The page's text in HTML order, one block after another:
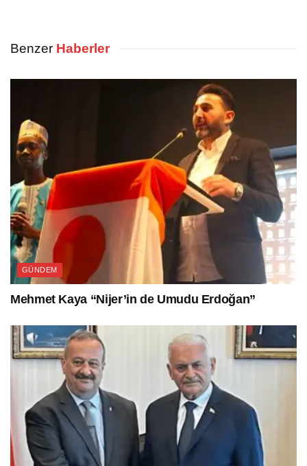
Benzer Haberler
GÜNDEM
Mehmet Kaya “Nijer’in de Umudu Erdoğan”